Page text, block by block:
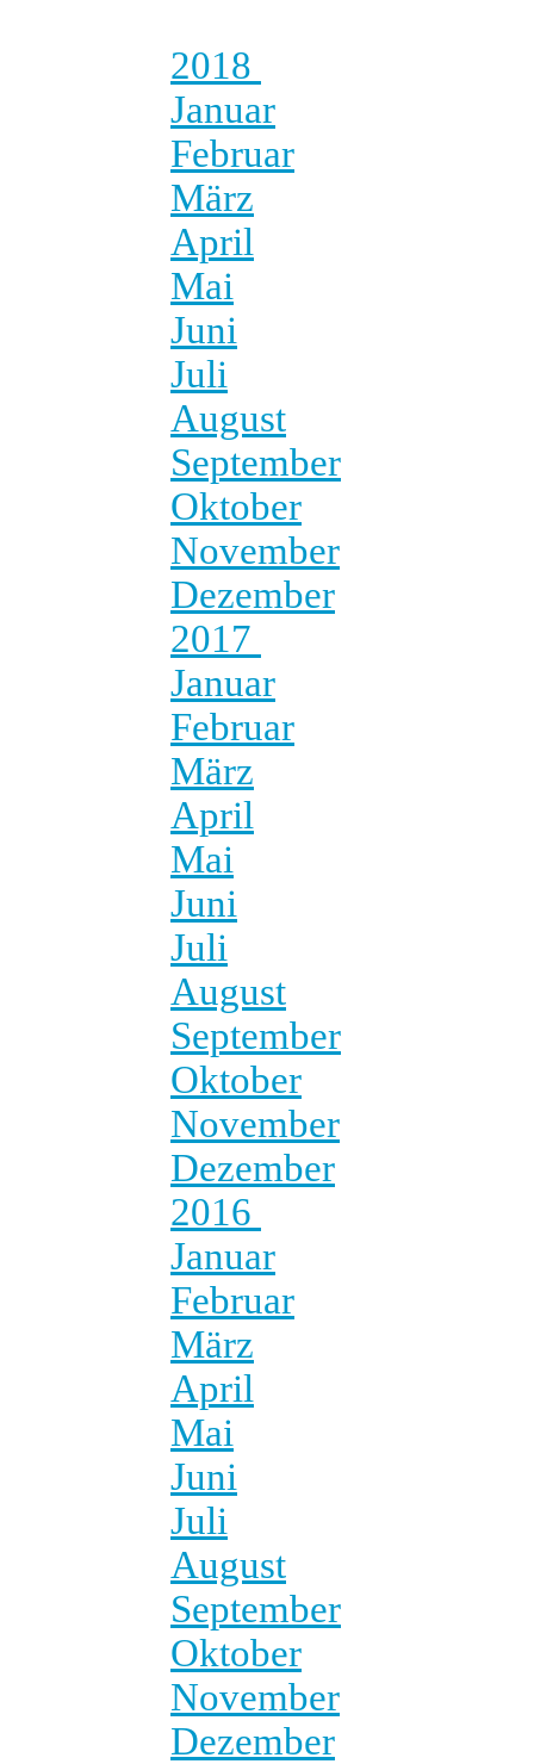
2018
Januar
Februar
März
April
Mai
Juni
Juli
August
September
Oktober
November
Dezember
2017
Januar
Februar
März
April
Mai
Juni
Juli
August
September
Oktober
November
Dezember
2016
Januar
Februar
März
April
Mai
Juni
Juli
August
September
Oktober
November
Dezember